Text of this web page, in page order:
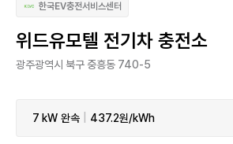
한국EV충전서비스센터
위드유모텔 전기차 충전소
광주광역시 북구 중흥동 740-5
7 kW 완속 437.2원/kWh